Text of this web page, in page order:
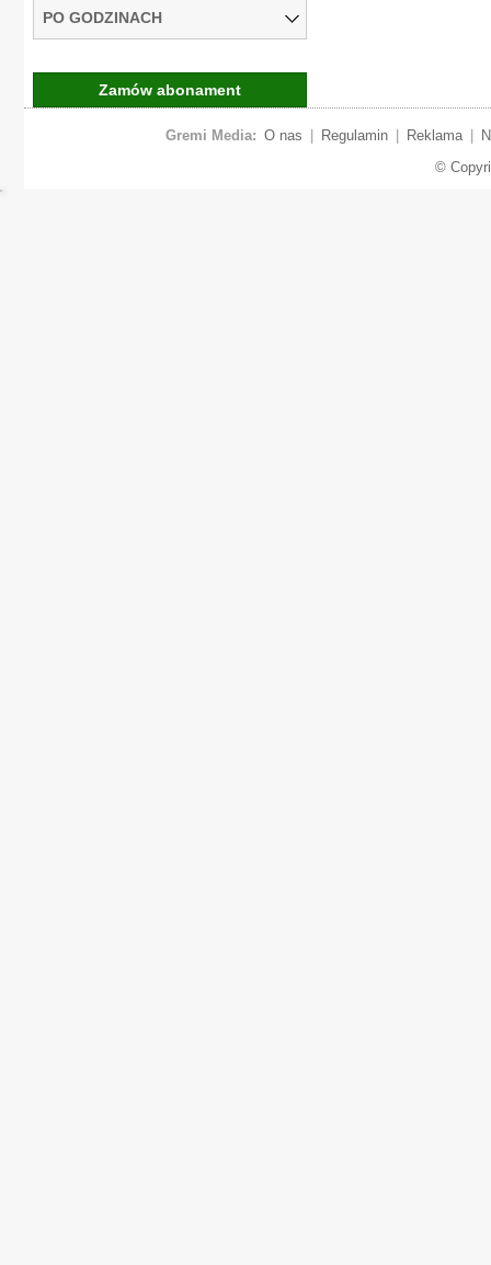
PO GODZINACH
Zamów abonament
Gremi Media: O nas Regulamin Reklama
©